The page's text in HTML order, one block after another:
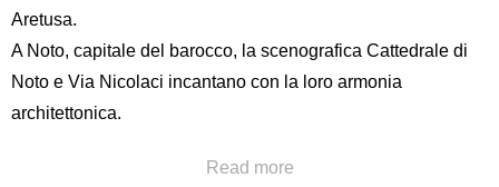
Aretusa.
A Noto, capitale del barocco, la scenografica Cattedrale di
Noto e Via Nicolaci incantano con la loro armonia
architettonica.
Read more